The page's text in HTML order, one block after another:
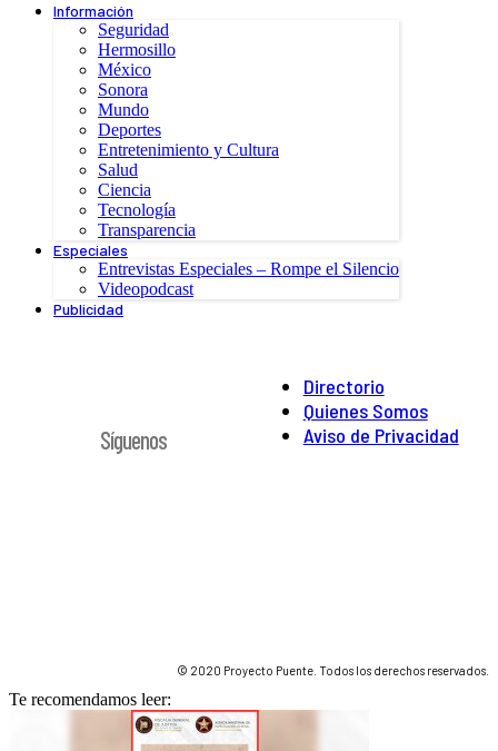
Información
Seguridad
Hermosillo
México
Sonora
Mundo
Deportes
Entretenimiento y Cultura
Salud
Ciencia
Tecnología
Transparencia
Especiales
Entrevistas Especiales – Rompe el Silencio
Videopodcast
Publicidad
Directorio
Quienes Somos
Aviso de Privacidad
Síguenos
© 2020 Proyecto Puente. Todos los derechos reservados.
Te recomendamos leer: